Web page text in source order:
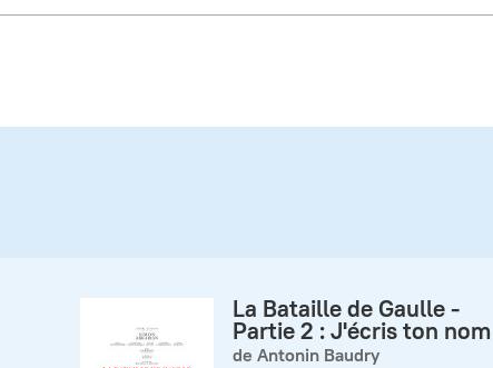
La Bataille de Gaulle -
Partie 2 : J'écris ton nom
de Antonin Baudry